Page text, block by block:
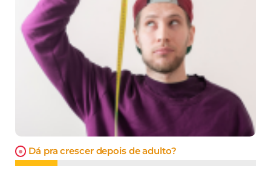
Dá pra crescer depois de adulto?